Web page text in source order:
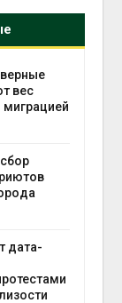
вес
миграцией
дата-